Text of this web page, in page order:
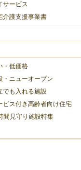
サービス
介護支援事業書
・低価格
・ニューオープン
でも入れる施設
ビス付き高齢者向け住宅
間見守り施設特集